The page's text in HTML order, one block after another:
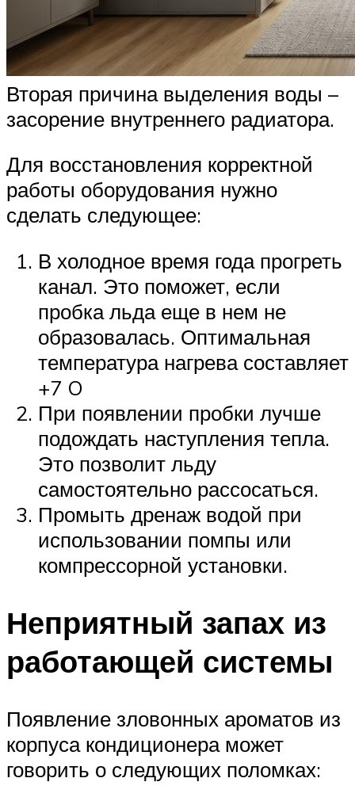
Вторая причина выделения воды –
засорение внутреннего радиатора.
Для восстановления корректной
работы оборудования нужно
сделать следующее:
В холодное время года прогреть
канал. Это поможет, если
пробка льда еще в нем не
образовалась. Оптимальная
температура нагрева составляет
+7 O
При появлении пробки лучше
подождать наступления тепла.
Это позволит льду
самостоятельно рассосаться.
Промыть дренаж водой при
использовании помпы или
компрессорной установки.
Неприятный запах из
работающей системы
Появление зловонных ароматов из
корпуса кондиционера может
говорить о следующих поломках: